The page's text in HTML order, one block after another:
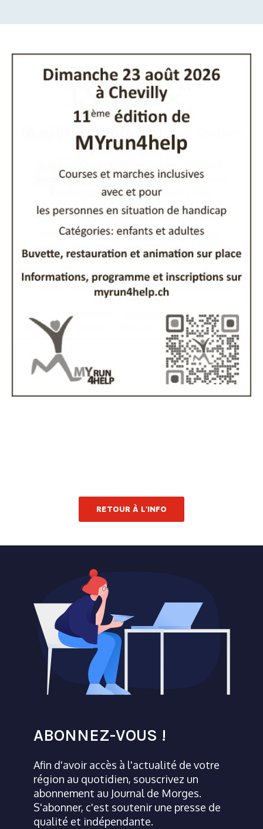
RETOUR À L'INFO
ABONNEZ-VOUS !
Afin d'avoir accès à l'actualité de votre
région au quotidien, souscrivez un
abonnement au Journal de Morges.
S'abonner, c'est soutenir une presse de
qualité et indépendante.